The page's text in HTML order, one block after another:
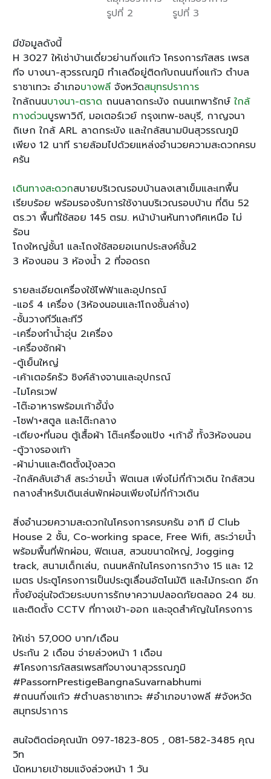
มีข้อมูลดังนี้
H 3027 ให้เช่าบ้านเดี่ยวย่านกิ่งแก้ว โครงการภัสสร เพรส
ทีจ บางนา-สุวรรณภูมิ ทำเลดีอยู่ติดกับถนนกิ่งแก้ว ตำบล
ราชาเทวะ อำเภอบางพลีจังหวัดสมุทรปราการ
ใกล้ถนนบางนา-ตราด ถนนลาดกระบัง ถนนเทพารักษ์ใกล้
ทางด่วนบูรพาวิถี, มอเตอร์เวย์ กรุงเทพ-ชลบุรี, กาญจนา
ถิเษก ใกล้ ARL ลาดกระบัง และใกล้สนามบินสุวรรณภูมิ
เพียง 12 นาที รายล้อมไปด้วยแหล่งอำนวยความสะดวกครบ
ครัน
เดินทางสะดวกสบายบริเวณรอบบ้านลงเสาเข็มและเทพื้น
เรียบร้อย พร้อมรองรับการใช้งานบริเวณรอบบ้าน ที่ดิน 52
ตร.วา พื้นที่ใช้สอย 145 ตรม. หน้าบ้านหันทางทิศเหนือ ไม่
ร้อน
โถงใหญ่ชั้น1 และโถงใช้สอยอเนกประสงค์ชั้น2
3 ห้องนอน 3 ห้องน้ำ 2 ที่จอดรถ
รายละเอียดเครื่องใช้ไฟฟ้าและอุปกรณ์
-แอร์ 4 เครื่อง (3ห้องนอนและ1โถงชั้นล่าง)
-ชั้นวางทีวีและทีวี
-เครื่องทำน้ำอุ่น 2เครื่อง
-เครื่องซักผ้า
-ตู้เย็นใหญ่
-เค้าเตอร์ครัว ซิงค์ล้างจานและอุปกรณ์
-ไมโครเวฟ
-โต๊ะอาหารพร้อมเก้าอี้นั่ง
-โซฟา+สตูล และโต๊ะกลาง
-เตียง+ที่นอน ตู้เสื้อผ้า โต๊ะเครื่องแป้ง +เก้าอี้ ทั้ง3ห้องนอน
-ตู้วางรองเท้า
-ผ้าม่านและติดตั้งมุ้งลวด
-ใกล้คลับเฮ้าส์ สระว่ายน้ำ ฟิตเนส เพิ่งไม่กี่ก้าวเดิน ใกล้สวน
กลางสำหรับเดินเล่นพักผ่อนเพียงไม่กี่ก้าวเดิน
สิ่งอำนวยความสะดวกในโครงการครบครัน อาทิ มี Club
House 2 ชั้น, Co-working space, Free Wifi, สระว่ายน้ำ
พร้อมพื้นที่พักผ่อน, ฟิตเนส, สวนขนาดใหญ่, Jogging
track, สนามเด็กเล่น, ถนนหลักในโครงการกว้าง 15 และ 12
เมตร ประตูโครงการเป็นประตูเลื่อนอัตโนมัติ และไม้กระดก อีก
ทั้งยังอุ่นใจด้วยระบบการรักษาความปลอดภัยตลอด 24 ชม.
และติดตั้ง CCTV ที่ทางเข้า-ออก และจุดสำคัญในโครงการ
ให้เช่า 57,000 บาท/เดือน
ประกัน 2 เดือน จ่ายล่วงหน้า 1 เดือน
#โครงการภัสสรเพรสทีจบางนาสุวรรณภูมิ
#PassornPrestigeBangnaSuvarnabhumi
#ถนนกิ่งแก้ว #ตำบลราชาเทวะ #อำเภอบางพลี #จังหวัด
สมุทรปราการ
สนใจติดต่อคุณนัท 097-1823-805 , 081-582-3485 คุณ
วิท
นัดหมายเข้าชมแจ้งล่วงหน้า 1 วัน